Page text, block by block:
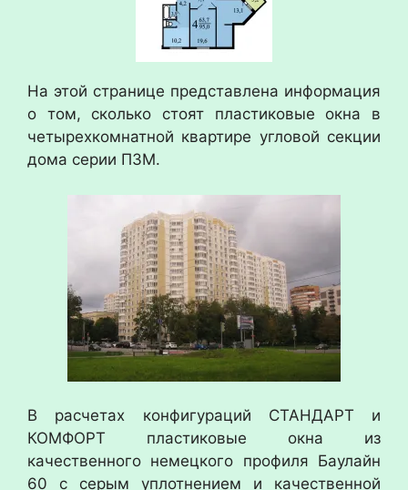
На этой странице представлена информация
о том, сколько стоят пластиковые окна в
четырехкомнатной квартире угловой секции
дома серии П3М.
В расчетах конфигураций СТАНДАРТ и
КОМФОРТ пластиковые окна из
качественного немецкого профиля Баулайн
60 с серым уплотнением и качественной